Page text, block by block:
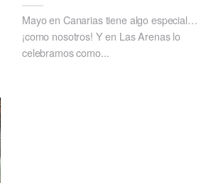
Mayo en Canarias tiene algo especial…
¡como nosotros! Y en Las Arenas lo
celebramos como...